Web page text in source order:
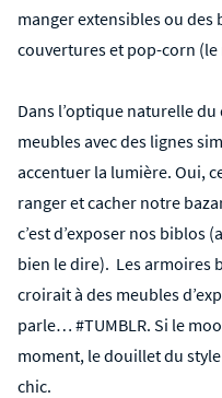
manger extensibles ou des
couvertures et pop-corn
Dans l’optique naturelle
meubles avec des lignes
accentuer la lumière. Oui,
ranger et cacher notre
c’est d’exposer nos biblos
bien le dire). Les armoires
croirait à des meubles
parle… #TUMBLR. Si le
moment, le douillet du
chic.